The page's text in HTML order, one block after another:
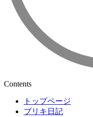
Contents
トップページ
ブリキ日記